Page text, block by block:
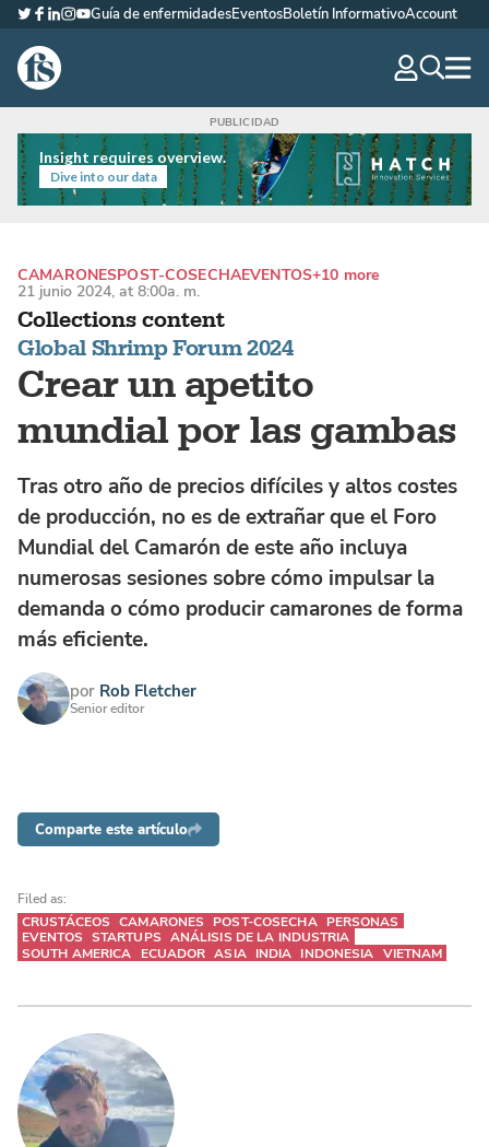
The Fish Site Española
Twitter
Facebook
LinkedIn
Instagram
YouTube
Guía de enfermidadesEventosBoletín InformativoAccount
Collections content
Global Shrimp Forum 2024
Crear un apetito
mundial por las gambas
CAMARONESPOST-COSECHAEVENTOS+10 more
21 junio 2024, at 8:00a. m.
Tras otro año de precios difíciles y altos costes
de producción, no es de extrañar que el Foro
Mundial del Camarón de este año incluya
numerosas sesiones sobre cómo impulsar la
demanda o cómo producir camarones de forma
más eficiente.
por Rob Fletcher
Senior editor
Comparte este artículo
Filed as:
CRUSTÁCEOS CAMARONES POST-COSECHA PERSONAS
EVENTOS STARTUPS ANÁLISIS DE LA INDUSTRIA
SOUTH AMERICA
ECUADOR ASIA INDIA INDONESIA VIETNAM
Insight requires overview.
Dive into our data